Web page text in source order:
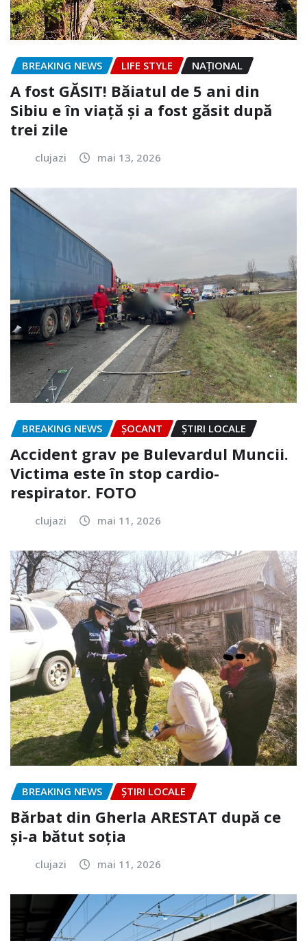
BREAKING NEWS LIFE STYLE NAŢIONAL
A fost GĂSIT! Băiatul de 5 ani din
Sibiu e în viață și a fost găsit după
trei zile
clujazi mai 13, 2026
BREAKING NEWS ȘOCANT ȘTIRI LOCALE
Accident grav pe Bulevardul Muncii.
Victima este în stop cardio-
respirator. FOTO
clujazi mai 11, 2026
BREAKING NEWS ȘTIRI LOCALE
Bărbat din Gherla ARESTAT după ce
și-a bătut soția
clujazi mai 11, 2026